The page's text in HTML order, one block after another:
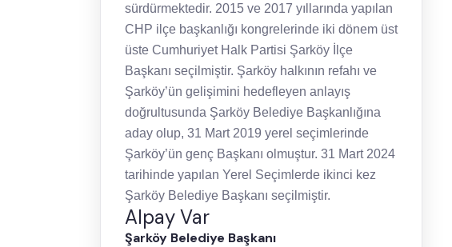
sürdürmektedir. 2015 ve 2017 yıllarında yapılan
CHP ilçe başkanlığı kongrelerinde iki dönem üst
üste Cumhuriyet Halk Partisi Şarköy İlçe
Başkanı seçilmiştir. Şarköy halkının refahı ve
Şarköy’ün gelişimini hedefleyen anlayış
doğrultusunda Şarköy Belediye Başkanlığına
aday olup, 31 Mart 2019 yerel seçimlerinde
Şarköy’ün genç Başkanı olmuştur. 31 Mart 2024
tarihinde yapılan Yerel Seçimlerde ikinci kez
Şarköy Belediye Başkanı seçilmiştir.
Alpay Var
Şarköy Belediye Başkanı